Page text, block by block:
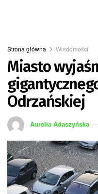
Strona główna Wiadomości
Miasto
Odrzańskiej
Aurelia Adaszyńska